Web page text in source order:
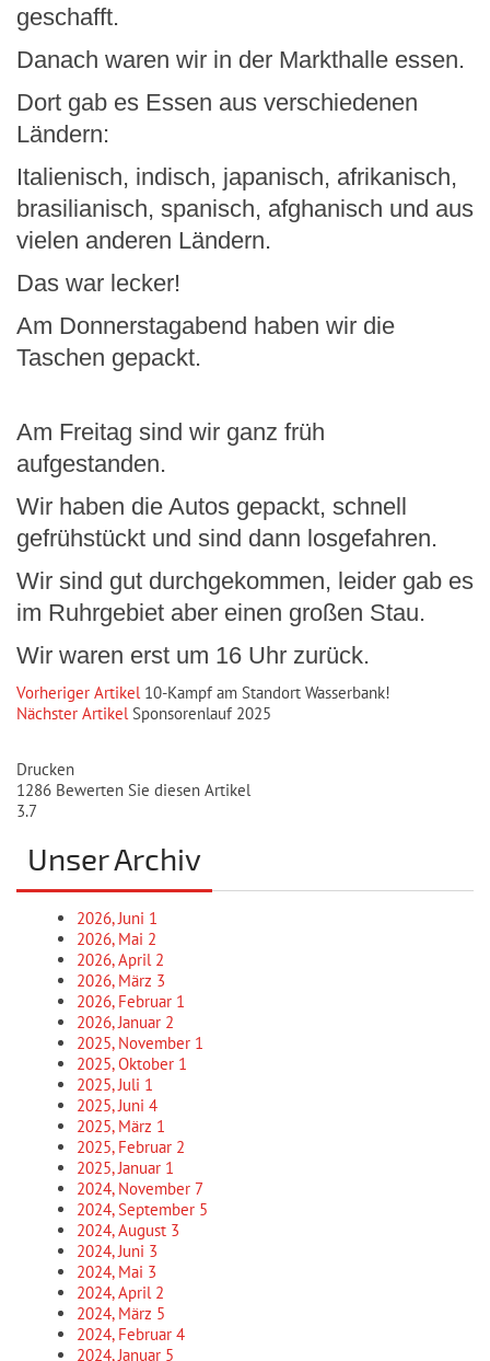
geschafft.
Danach waren wir in der Markthalle essen.
Dort gab es Essen aus verschiedenen
Ländern:
Italienisch, indisch, japanisch, afrikanisch,
brasilianisch, spanisch, afghanisch und aus
vielen anderen Ländern.
Das war lecker!
Am Donnerstagabend haben wir die
Taschen gepackt.
Am Freitag sind wir ganz früh
aufgestanden.
Wir haben die Autos gepackt, schnell
gefrühstückt und sind dann losgefahren.
Wir sind gut durchgekommen, leider gab es
im Ruhrgebiet aber einen großen Stau.
Wir waren erst um 16 Uhr zurück.
Vorheriger Artikel 10-Kampf am Standort Wasserbank!
Nächster Artikel Sponsorenlauf 2025
Drucken
1286 Bewerten Sie diesen Artikel
3.7
Unser Archiv
2026, Juni 1
2026, Mai 2
2026, April 2
2026, März 3
2026, Februar 1
2026, Januar 2
2025, November 1
2025, Oktober 1
2025, Juli 1
2025, Juni 4
2025, März 1
2025, Februar 2
2025, Januar 1
2024, November 7
2024, September 5
2024, August 3
2024, Juni 3
2024, Mai 3
2024, April 2
2024, März 5
2024, Februar 4
2024, Januar 5